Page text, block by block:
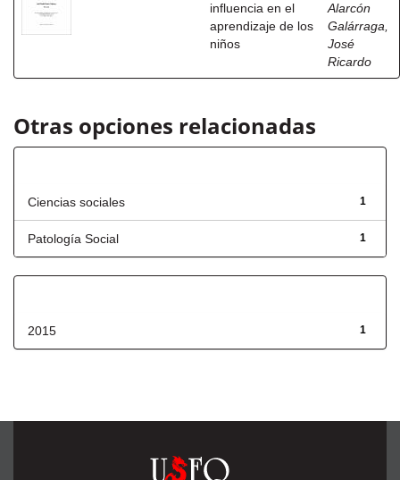
influencia en el
aprendizaje de los
niños
Alarcón
Galárraga,
José
Ricardo
Otras opciones relacionadas
1
Ciencias sociales
1
Patología Social
1
2015